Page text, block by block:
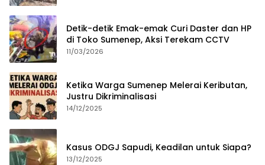
Detik-detik Emak-emak Curi Daster dan HP
di Toko Sumenep, Aksi Terekam CCTV
11/03/2026
Ketika Warga Sumenep Melerai Keributan,
Justru Dikriminalisasi
14/12/2025
Kasus ODGJ Sapudi, Keadilan untuk Siapa?
13/12/2025